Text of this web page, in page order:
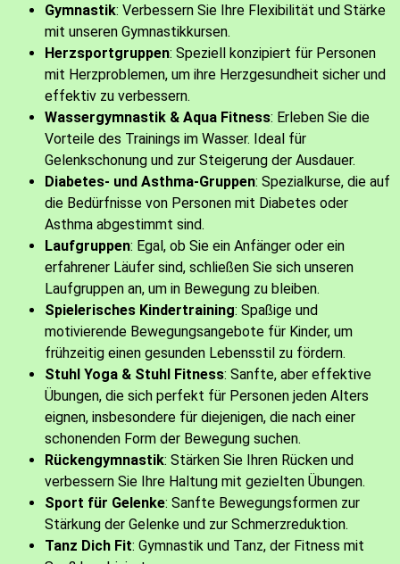
Gymnastik: Verbessern Sie Ihre Flexibilität und Stärke
mit unseren Gymnastikkursen.
Herzsportgruppen: Speziell konzipiert für Personen
mit Herzproblemen, um ihre Herzgesundheit sicher und
effektiv zu verbessern.
Wassergymnastik & Aqua Fitness: Erleben Sie die
Vorteile des Trainings im Wasser. Ideal für
Gelenkschonung und zur Steigerung der Ausdauer.
Diabetes- und Asthma-Gruppen: Spezialkurse, die auf
die Bedürfnisse von Personen mit Diabetes oder
Asthma abgestimmt sind.
Laufgruppen: Egal, ob Sie ein Anfänger oder ein
erfahrener Läufer sind, schließen Sie sich unseren
Laufgruppen an, um in Bewegung zu bleiben.
Spielerisches Kindertraining: Spaßige und
motivierende Bewegungsangebote für Kinder, um
frühzeitig einen gesunden Lebensstil zu fördern.
Stuhl Yoga & Stuhl Fitness: Sanfte, aber effektive
Übungen, die sich perfekt für Personen jeden Alters
eignen, insbesondere für diejenigen, die nach einer
schonenden Form der Bewegung suchen.
Rückengymnastik: Stärken Sie Ihren Rücken und
verbessern Sie Ihre Haltung mit gezielten Übungen.
Sport für Gelenke: Sanfte Bewegungsformen zur
Stärkung der Gelenke und zur Schmerzreduktion.
Tanz Dich Fit: Gymnastik und Tanz, der Fitness mit